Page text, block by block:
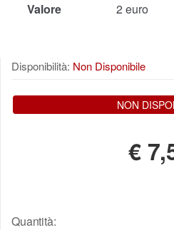
Valore 2 euro
Disponibilità: Non Disponibile
NON
€
Quantità: